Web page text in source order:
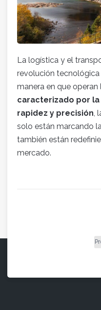
La logística y el
revolución
manera en que operan
caracterizado por
rapidez y precisión ,
solo están marcando
también están
mercado.